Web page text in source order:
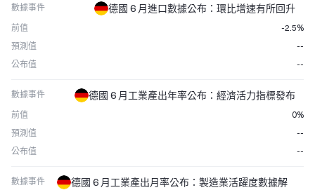
數據事件 德國 6 月進口數據公布：環比增速有所回升
前值
-2.5%
預測值
--
公布值
--
數據事件 德國 6 月工業產出年率公布：經濟活力指標發布
前值
0%
預測值
--
公布值
--
數據事件
德國 6 月工業產出月率公布：製造業活躍度數據解